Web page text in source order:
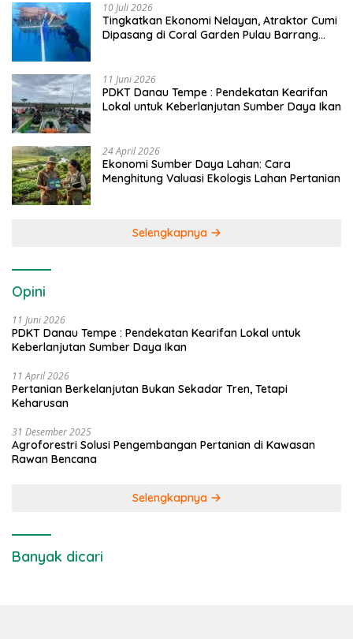
10 Juli 2026
Tingkatkan Ekonomi Nelayan, Atraktor Cumi
Dipasang di Coral Garden Pulau Barrang
11 Juni 2026
PDKT Danau Tempe : Pendekatan Kearifan
Lokal untuk Keberlanjutan Sumber Daya Ikan
24 April 2026
Ekonomi Sumber Daya Lahan: Cara
Menghitung Valuasi Ekologis Lahan Pertanian
Selengkapnya
Opini
11 Juni 2026
PDKT Danau Tempe : Pendekatan Kearifan Lokal untuk
Keberlanjutan Sumber Daya Ikan
11 April 2026
Pertanian Berkelanjutan Bukan Sekadar Tren, Tetapi
Keharusan
31 Desember 2025
Agroforestri Solusi Pengembangan Pertanian di Kawasan
Rawan Bencana
Selengkapnya
Banyak dicari